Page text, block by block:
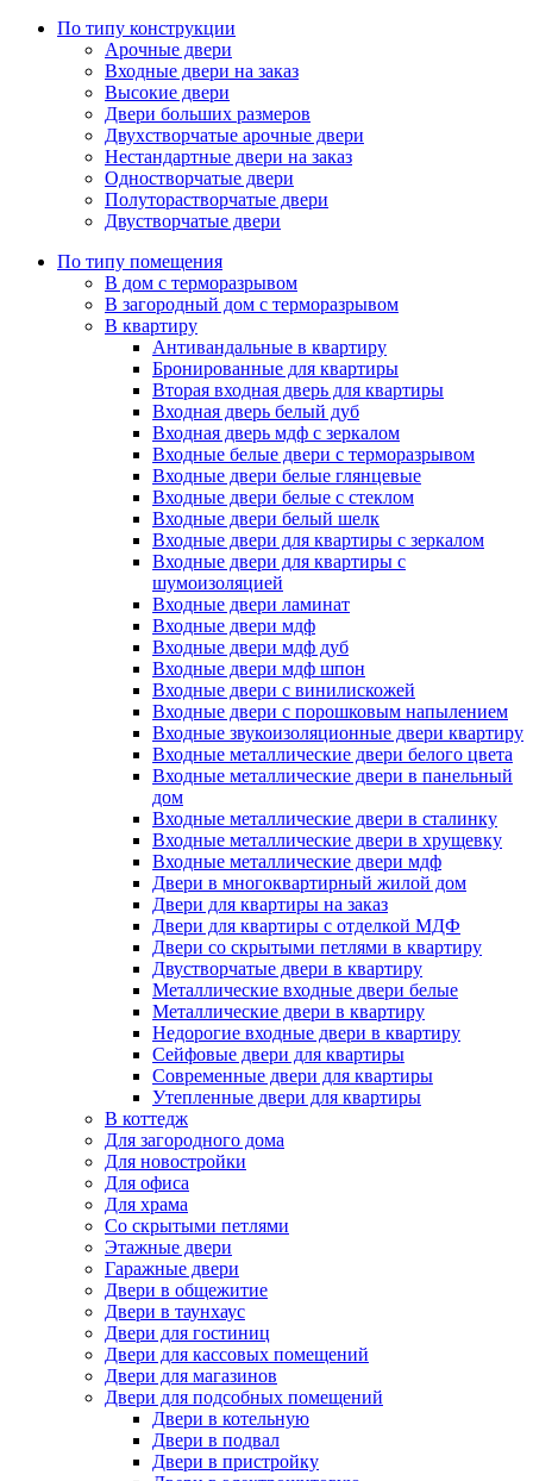
По типу конструкции
Арочные двери
Входные двери на заказ
Высокие двери
Двери больших размеров
Двухстворчатые арочные двери
Нестандартные двери на заказ
Одностворчатые двери
Полуторастворчатые двери
Двустворчатые двери
По типу помещения
В дом с терморазрывом
В загородный дом с терморазрывом
В квартиру
Антивандальные в квартиру
Бронированные для квартиры
Вторая входная дверь для квартиры
Входная дверь белый дуб
Входная дверь мдф с зеркалом
Входные белые двери с терморазрывом
Входные двери белые глянцевые
Входные двери белые с стеклом
Входные двери белый шелк
Входные двери для квартиры с зеркалом
Входные двери для квартиры с
шумоизоляцией
Входные двери ламинат
Входные двери мдф
Входные двери мдф дуб
Входные двери мдф шпон
Входные двери с винилискожей
Входные двери с порошковым напылением
Входные звукоизоляционные двери квартиру
Входные металлические двери белого цвета
Входные металлические двери в панельный
дом
Входные металлические двери в сталинку
Входные металлические двери в хрущевку
Входные металлические двери мдф
Двери в многоквартирный жилой дом
Двери для квартиры на заказ
Двери для квартиры с отделкой МДФ
Двери со скрытыми петлями в квартиру
Двустворчатые двери в квартиру
Металлические входные двери белые
Металлические двери в квартиру
Недорогие входные двери в квартиру
Сейфовые двери для квартиры
Современные двери для квартиры
Утепленные двери для квартиры
В коттедж
Для загородного дома
Для новостройки
Для офиса
Для храма
Со скрытыми петлями
Этажные двери
Гаражные двери
Двери в общежитие
Двери в таунхаус
Двери для гостиниц
Двери для кассовых помещений
Двери для магазинов
Двери для подсобных помещений
Двери в котельную
Двери в подвал
Двери в пристройку